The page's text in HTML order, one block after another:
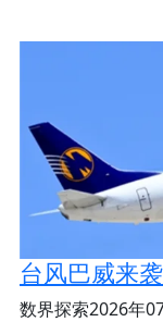
台风巴威来
数界探索2026年